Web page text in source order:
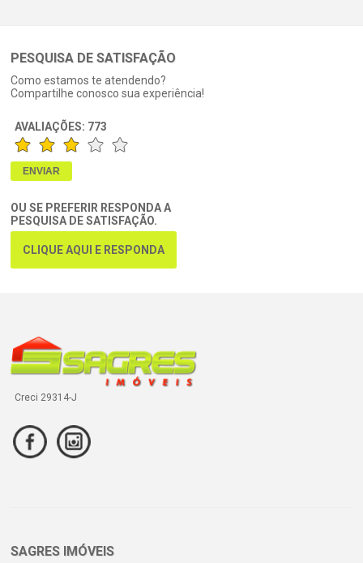
PESQUISA DE SATISFAÇÃO
Como estamos te atendendo?
Compartilhe conosco sua experiência!
AVALIAÇÕES: 773
OU SE PREFERIR RESPONDA A
PESQUISA DE SATISFAÇÃO.
CLIQUE AQUI E RESPONDA
Creci 29314-J
SAGRES IMÓVEIS